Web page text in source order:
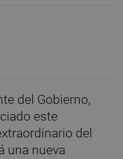
del Gobierno,
este
del
una nueva